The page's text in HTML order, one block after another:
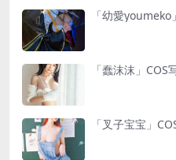
「幼愛
「蠢沫沫」
「叉子宝宝」